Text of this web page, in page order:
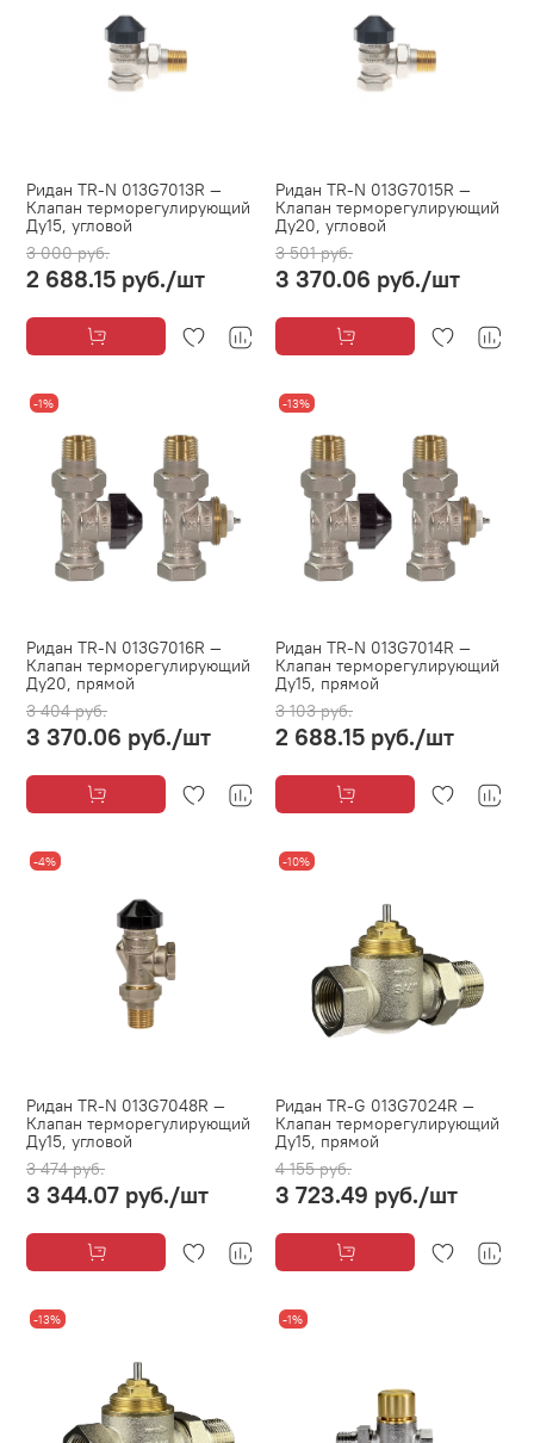
Ридан TR-N 013G7013R —
Клапан терморегулирующий
Ду15, угловой
3 000 руб.
2 688.15 руб./шт
Ридан TR-N 013G7015R —
Клапан терморегулирующий
Ду20, угловой
3 501 руб.
3 370.06 руб./шт
-1%
Ридан TR-N 013G7016R —
Клапан терморегулирующий
Ду20, прямой
3 404 руб.
3 370.06 руб./шт
-13%
Ридан TR-N 013G7014R —
Клапан терморегулирующий
Ду15, прямой
3 103 руб.
2 688.15 руб./шт
-4%
Ридан TR-N 013G7048R —
Клапан терморегулирующий
Ду15, угловой
3 474 руб.
3 344.07 руб./шт
-10%
Ридан TR-G 013G7024R —
Клапан терморегулирующий
Ду15, прямой
4 155 руб.
3 723.49 руб./шт
-13% -1%